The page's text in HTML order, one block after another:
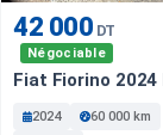
42 000 DT
Négociable
Fiat Fiorino 2024
2024
60 000 km